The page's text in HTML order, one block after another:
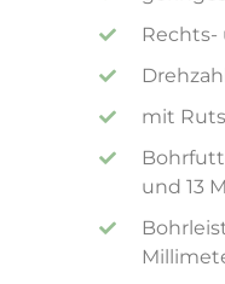
Rechts-
mit
und 13